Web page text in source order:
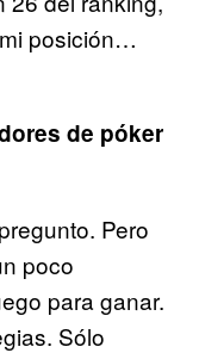
posición…
de póker
Pero
poco
para ganar.
Sólo